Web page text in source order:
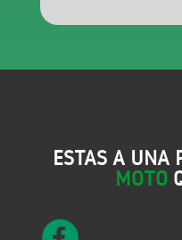
ESTAS A UNA
MOTO